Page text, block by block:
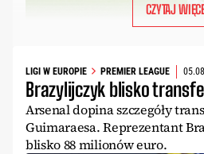
CZYTAJ
LIGI W EUROPIE PREMIER LEAGUE
Brazylijczyk blisko
Arsenal dopina szczegóły
Guimaraesa. Reprezentant
blisko 88 milionów euro.